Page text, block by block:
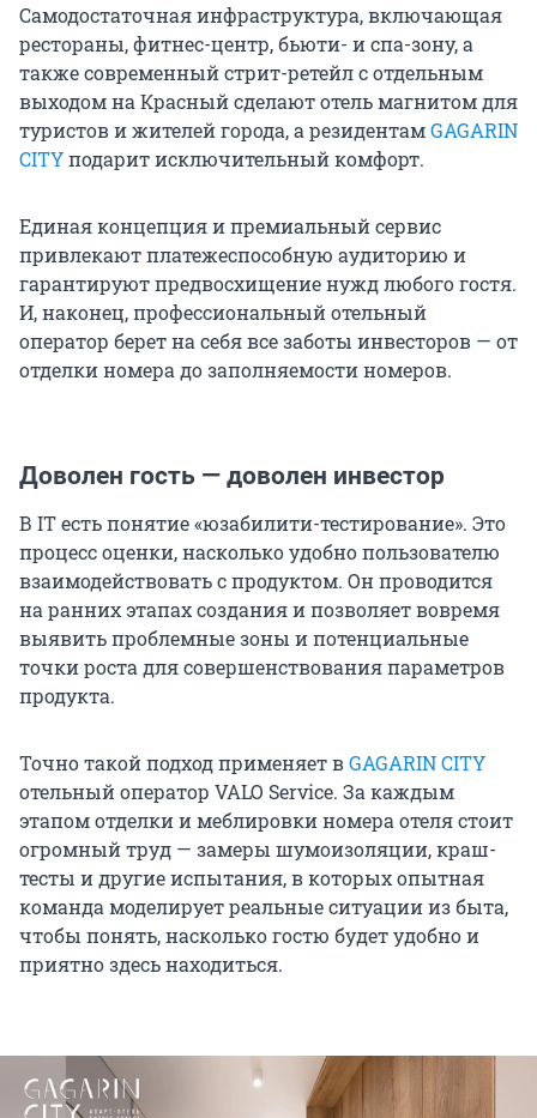
Самодостаточная инфраструктура, включающая
рестораны, фитнес-центр, бьюти- и спа-зону, а
также современный стрит-ретейл с отдельным
выходом на Красный сделают отель магнитом для
туристов и жителей города, а резидентамGAGARIN
CITYподарит исключительный комфорт.
Единая концепция и премиальный сервис
привлекают платежеспособную аудиторию и
гарантируют предвосхищение нужд любого гостя.
И, наконец, профессиональный отельный
оператор берет на себя все заботы инвесторов — от
отделки номера до заполняемости номеров.
Доволен гость — доволен инвестор
В IT есть понятие «юзабилити-тестирование». Это
процесс оценки, насколько удобно пользователю
взаимодействовать с продуктом. Он проводится
на ранних этапах создания и позволяет вовремя
выявить проблемные зоны и потенциальные
точки роста для совершенствования параметров
продукта.
Точно такой подход применяет вGAGARIN CITY
отельный оператор VALO Service. За каждым
этапом отделки и меблировки номера отеля стоит
огромный труд — замеры шумоизоляции, краш-
тесты и другие испытания, в которых опытная
команда моделирует реальные ситуации из быта,
чтобы понять, насколько гостю будет удобно и
приятно здесь находиться.